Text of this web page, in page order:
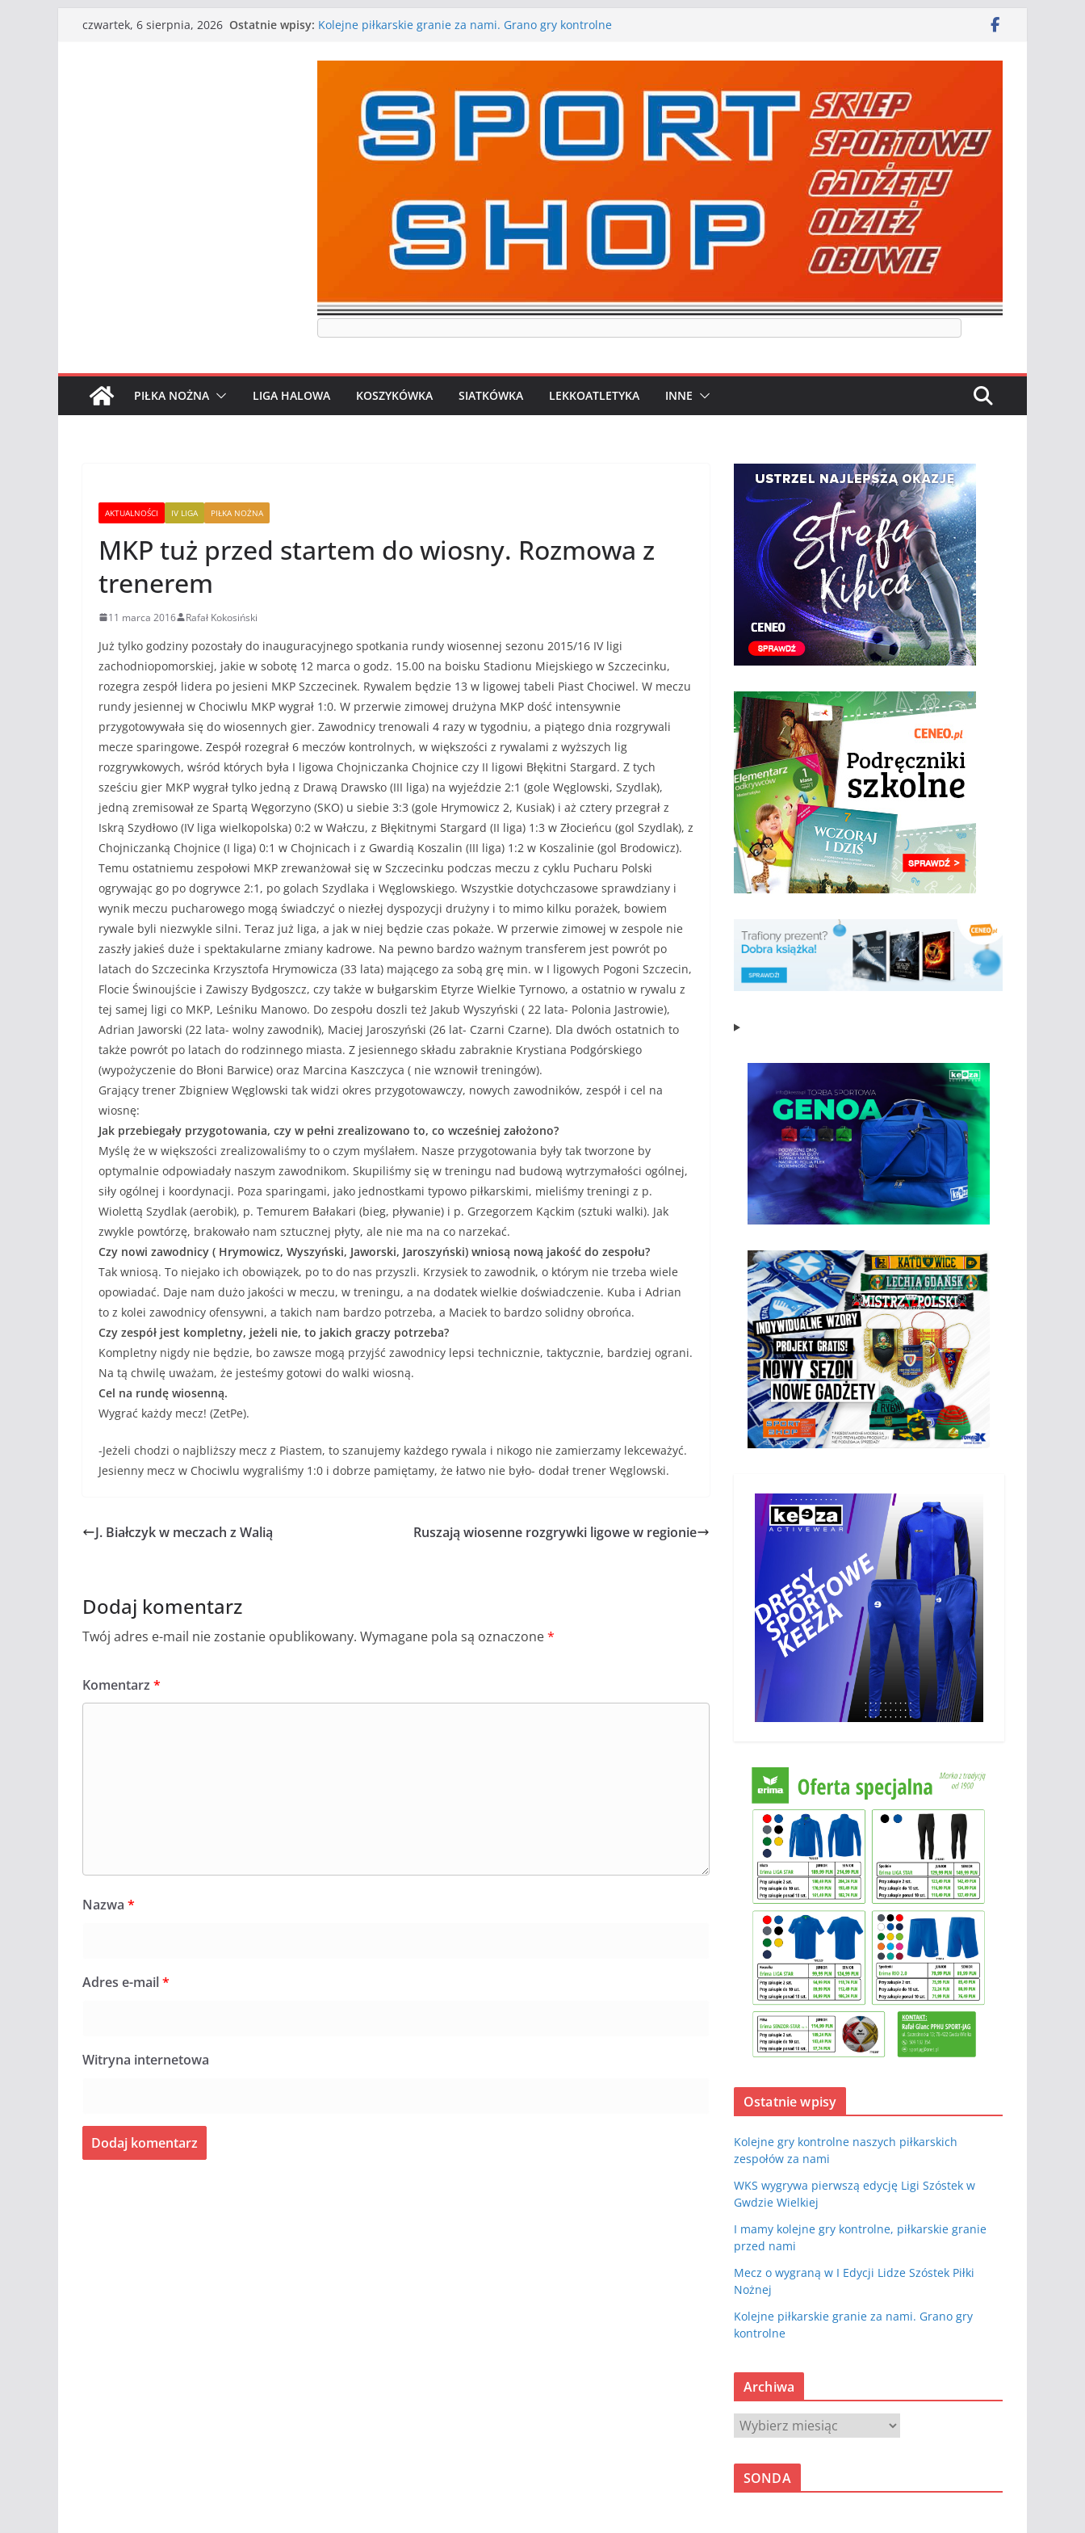
Przejdź
czwartek, 6 sierpnia, 2026 Ostatnie wpisy: Kolejne piłkarskie granie za nami. Grano gry kontrolne
I mamy kolejne gry kontrolne, piłkarskie granie przed nami
Mecz o wygraną w I Edycji Lidze Szóstek Piłki Nożnej
PIŁKA NOŻNA LIGA HALOWA KOSZYKÓWKA SIATKÓWKA LEKKOATLETYKA INNE
AKTUALNOŚCI IV LIGA PIŁKA NOŻNA
MKP tuż przed startem do wiosny. Rozmowa z
trenerem
11 marca 2016 Rafał Kokosiński
Już tylko godziny pozostały do inauguracyjnego spotkania rundy wiosennej sezonu 2015/16 IV ligi
zachodniopomorskiej, jakie w sobotę 12 marca o godz. 15.00 na boisku Stadionu Miejskiego w Szczecinku,
rozegra zespół lidera po jesieni MKP Szczecinek. Rywalem będzie 13 w ligowej tabeli Piast Chociwel. W meczu
rundy jesiennej w Chociwlu MKP wygrał 1:0. W przerwie zimowej drużyna MKP dość intensywnie
przygotowywała się do wiosennych gier. Zawodnicy trenowali 4 razy w tygodniu, a piątego dnia rozgrywali
mecze sparingowe. Zespół rozegrał 6 meczów kontrolnych, w większości z rywalami z wyższych lig
rozgrywkowych, wśród których była I ligowa Chojniczanka Chojnice czy II ligowi Błękitni Stargard. Z tych
sześciu gier MKP wygrał tylko jedną z Drawą Drawsko (III liga) na wyjeździe 2:1 (gole Węglowski, Szydlak),
jedną zremisował ze Spartą Węgorzyno (SKO) u siebie 3:3 (gole Hrymowicz 2, Kusiak) i aż cztery przegrał z
Iskrą Szydłowo (IV liga wielkopolska) 0:2 w Wałczu, z Błękitnymi Stargard (II liga) 1:3 w Złocieńcu (gol Szydlak), z
Chojniczanką Chojnice (I liga) 0:1 w Chojnicach i z Gwardią Koszalin (III liga) 1:2 w Koszalinie (gol Brodowicz).
Temu ostatniemu zespołowi MKP zrewanżował się w Szczecinku podczas meczu z cyklu Pucharu Polski
ogrywając go po dogrywce 2:1, po golach Szydlaka i Węglowskiego. Wszystkie dotychczasowe sprawdziany i
wynik meczu pucharowego mogą świadczyć o niezłej dyspozycji drużyny i to mimo kilku porażek, bowiem
rywale byli niezwykle silni. Teraz już liga, a jak w niej będzie czas pokaże. W przerwie zimowej w zespole nie
zaszły jakieś duże i spektakularne zmiany kadrowe. Na pewno bardzo ważnym transferem jest powrót po
latach do Szczecinka Krzysztofa Hrymowicza (33 lata) mającego za sobą grę min. w I ligowych Pogoni Szczecin,
Flocie Świnoujście i Zawiszy Bydgoszcz, czy także w bułgarskim Etyrze Wielkie Tyrnowo, a ostatnio w rywalu z
tej samej ligi co MKP, Leśniku Manowo. Do zespołu doszli też Jakub Wyszyński ( 22 lata- Polonia Jastrowie),
Adrian Jaworski (22 lata- wolny zawodnik), Maciej Jaroszyński (26 lat- Czarni Czarne). Dla dwóch ostatnich to
także powrót po latach do rodzinnego miasta. Z jesiennego składu zabraknie Krystiana Podgórskiego
(wypożyczenie do Błoni Barwice) oraz Marcina Kaszczyca ( nie wznowił treningów).
Grający trener Zbigniew Węglowski tak widzi okres przygotowawczy, nowych zawodników, zespół i cel na
wiosnę:
Jak przebiegały przygotowania, czy w pełni zrealizowano to, co wcześniej założono?
Myślę że w większości zrealizowaliśmy to o czym myślałem. Nasze przygotowania były tak tworzone by
optymalnie odpowiadały naszym zawodnikom. Skupiliśmy się w treningu nad budową wytrzymałości ogólnej,
siły ogólnej i koordynacji. Poza sparingami, jako jednostkami typowo piłkarskimi, mieliśmy treningi z p.
Wiolettą Szydlak (aerobik), p. Temurem Bałakari (bieg, pływanie) i p. Grzegorzem Kąckim (sztuki walki). Jak
zwykle powtórzę, brakowało nam sztucznej płyty, ale nie ma na co narzekać.
Czy nowi zawodnicy ( Hrymowicz, Wyszyński, Jaworski, Jaroszyński) wniosą nową jakość do zespołu?
Tak wniosą. To niejako ich obowiązek, po to do nas przyszli. Krzysiek to zawodnik, o którym nie trzeba wiele
opowiadać. Daje nam dużo jakości w meczu, w treningu, a na dodatek wielkie doświadczenie. Kuba i Adrian
to z kolei zawodnicy ofensywni, a takich nam bardzo potrzeba, a Maciek to bardzo solidny obrońca.
Czy zespół jest kompletny, jeżeli nie, to jakich graczy potrzeba?
Kompletny nigdy nie będzie, bo zawsze mogą przyjść zawodnicy lepsi technicznie, taktycznie, bardziej ograni.
Na tą chwilę uważam, że jesteśmy gotowi do walki wiosną.
Cel na rundę wiosenną.
Wygrać każdy mecz! (ZetPe).
-Jeżeli chodzi o najbliższy mecz z Piastem, to szanujemy każdego rywala i nikogo nie zamierzamy lekceważyć.
Jesienny mecz w Chociwlu wygraliśmy 1:0 i dobrze pamiętamy, że łatwo nie było- dodał trener Węglowski.
J. Białczyk w meczach z Walią Ruszają wiosenne rozgrywki ligowe w regionie
Dodaj komentarz
Twój adres e-mail nie zostanie opublikowany. Wymagane pola są oznaczone*
Komentarz *
Nazwa *
Adres e-mail*
Witryna internetowa
Ostatnie wpisy
Kolejne gry kontrolne naszych piłkarskich
zespołów za nami
WKS wygrywa pierwszą edycję Ligi Szóstek w
Gwdzie Wielkiej
I mamy kolejne gry kontrolne, piłkarskie granie
przed nami
Mecz o wygraną w I Edycji Lidze Szóstek Piłki
Nożnej
Kolejne piłkarskie granie za nami. Grano gry
kontrolne
Archiwa
A
c
SONDA